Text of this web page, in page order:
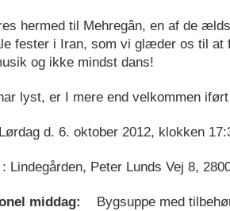
hermed til Mehregân, en af de
fester i Iran, som vi glæder os til at
og ikke mindst dans!
lyst, er I mere end velkommen
d. 6. oktober 2012, klokken
Peter Lunds Vej 8,
middag: Bygsuppe med